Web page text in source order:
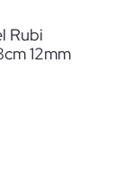
Rubi
12mm